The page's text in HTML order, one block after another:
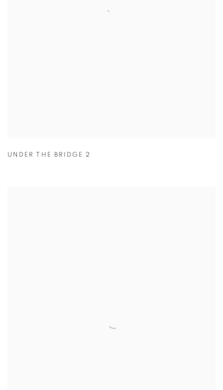
UNDER THE BRIDGE 2